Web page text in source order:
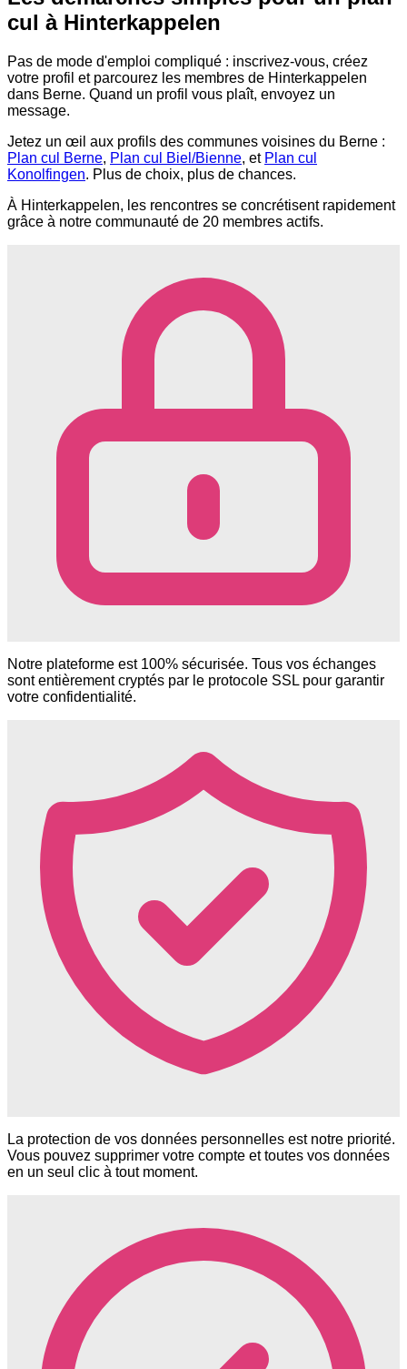
cul à Hinterkappelen
Pas de mode d'emploi compliqué : inscrivez-vous, créez
votre profil et parcourez les membres de Hinterkappelen
dans Berne. Quand un profil vous plaît, envoyez un
message.
Jetez un œil aux profils des communes voisines du Berne :
Plan cul Berne, Plan cul Biel/Bienne, et Plan cul
Konolfingen. Plus de choix, plus de chances.
À Hinterkappelen, les rencontres se concrétisent rapidement
grâce à notre communauté de 20 membres actifs.
Notre plateforme est 100% sécurisée. Tous vos échanges
sont entièrement cryptés par le protocole SSL pour garantir
votre confidentialité.
La protection de vos données personnelles est notre priorité.
Vous pouvez supprimer votre compte et toutes vos données
en un seul clic à tout moment.